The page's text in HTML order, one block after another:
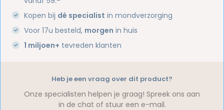
Kopen bij dé specialist in mondverzorging
Voor 17u besteld, morgen in huis
1 miljoen+ tevreden klanten
Heb je een vraag over dit product?
Onze specialisten helpen je graag! Spreek ons aan
in de chat of stuur een e-mail.